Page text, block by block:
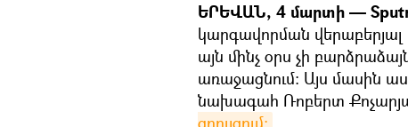
ԵՐԵՎԱՆ, 4 մարտի —
կարգավորման վերաբերյալ
այն մինչ օրս չի
առաջացնում։ Այս մասին
նախագահ Ռոբերտ
զրույցում։